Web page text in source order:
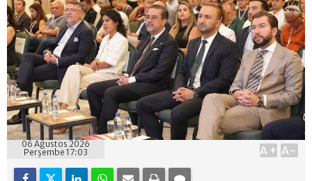
06 Ağustos 2026
Perşembe 17:03
A+ A-